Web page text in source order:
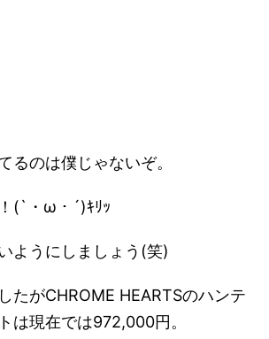
るのは僕じゃないぞ。
(`・ω・´)ｷﾘｯ
ようにしましょう(笑)
たがCHROME HEARTSのハンテ
は現在では972,000円。